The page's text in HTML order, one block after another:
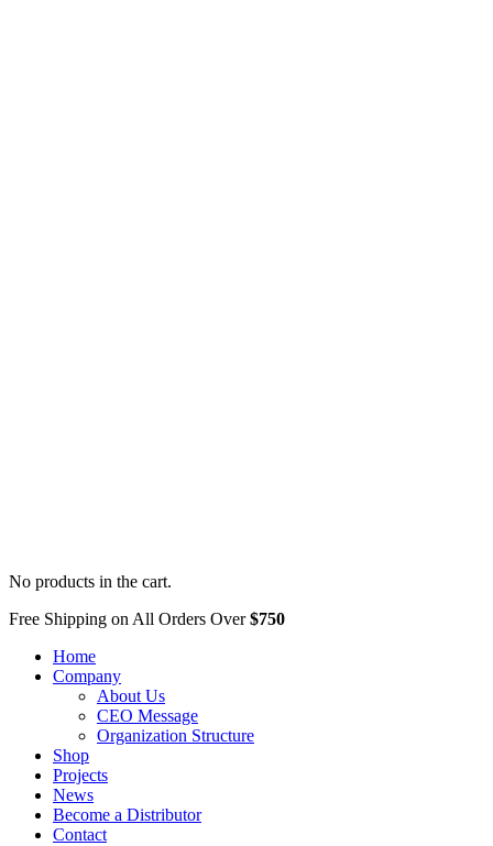
No products in the cart.
Free Shipping on All Orders Over$750
Home
Company
About Us
CEO Message
Organization Structure
Shop
Projects
News
Become a Distributor
Contact